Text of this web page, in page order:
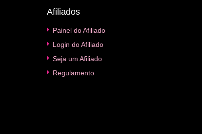
Afiliados
Painel do Afiliado
Login do Afiliado
Seja um Afiliado
Regulamento